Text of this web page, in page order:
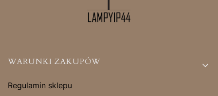
Linki w stopce
WARUNKI ZAKUPÓW
Regulamin sklepu